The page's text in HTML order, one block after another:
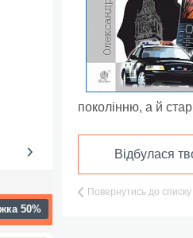
50%
поколінню, а й
Відбулася
Повернутись до